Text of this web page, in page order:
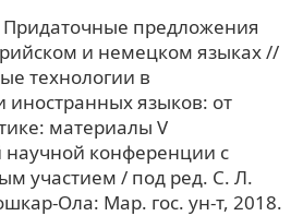
Придаточные предложения
и немецком языках //
технологии в
иностранных языков: от
материалы V
научной конференции с
участием / под ред. С. Л.
Ола: Мар. гос. ун-т, 2018.